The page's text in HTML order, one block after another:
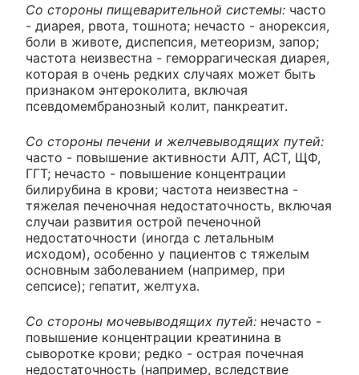
Со стороны пищеварительной системы: часто
- диарея, рвота, тошнота; нечасто - анорексия,
боли в животе, диспепсия, метеоризм, запор;
частота неизвестна - геморрагическая диарея,
которая в очень редких случаях может быть
признаком энтероколита, включая
псевдомембранозный колит, панкреатит.
Со стороны печени и желчевыводящих путей:
часто - повышение активности АЛТ, АСТ, ЩФ,
ГГТ; нечасто - повышение концентрации
билирубина в крови; частота неизвестна -
тяжелая печеночная недостаточность, включая
случаи развития острой печеночной
недостаточности (иногда с летальным
исходом), особенно у пациентов с тяжелым
основным заболеванием (например, при
сепсисе); гепатит, желтуха.
Со стороны мочевыводящих путей: нечасто -
повышение концентрации креатинина в
сыворотке крови; редко - острая почечная
недостаточность (например, вследствие